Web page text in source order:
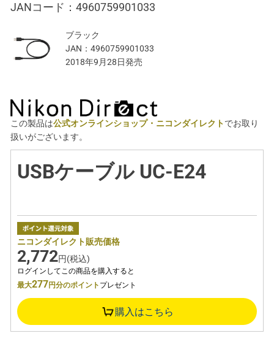
JANコード： 4960759901033
ブラック
JAN： 4960759901033
2018年9月28日発売
この製品は公式オンラインショップ・ニコンダイレクトでお取り
扱いがございます。
USBケーブル UC-E24
ニコンダイレクト販売価格
2,772円(税込)
ログインしてこの商品を購入すると
最大277円分のポイント プレゼント
購入はこちら